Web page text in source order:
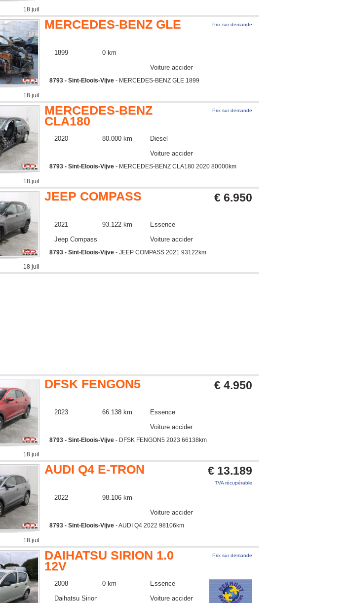
18 juil
18 juil
MERCEDES-BENZ GLE Prix sur demande
1899
0 km
Voiture accidentée
8793 - Sint-Eloois-Vijve - MERCEDES-BENZ GLE 1899
18 juil
MERCEDES-BENZ
CLA180
Prix sur demande
2020 80.000 km
Diesel
Voiture accidentée
8793 - Sint-Eloois-Vijve - MERCEDES-BENZ CLA180 2020 80000km
18 juil
JEEP COMPASS € 6.950
2021 93.122 km
Essence
Jeep Compass
Voiture accidentée
8793 - Sint-Eloois-Vijve - JEEP COMPASS 2021 93122km
18 juil
DFSK FENGON5 € 4.950
2023 66.138 km
Essence
Voiture accidentée
8793 - Sint-Eloois-Vijve - DFSK FENGON5 2023 66138km
18 juil
AUDI Q4 E-TRON € 13.189
TVA récupérable
2022
98.106 km
Voiture accidentée
8793 - Sint-Eloois-Vijve - AUDI Q4 2022 98106km
DAIHATSU SIRION 1.0
12V
Prix sur demande
2008 0 km
Essence
Daihatsu Sirion
Voiture accidentée